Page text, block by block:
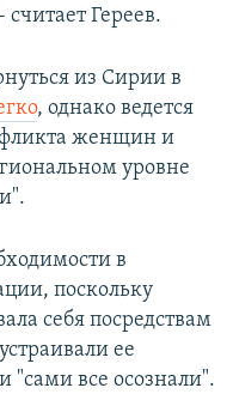
Гереев.
из Сирии в
, однако ведется
женщин и
уровне
в
поскольку
себя посредствам
ее
"сами все осознали".